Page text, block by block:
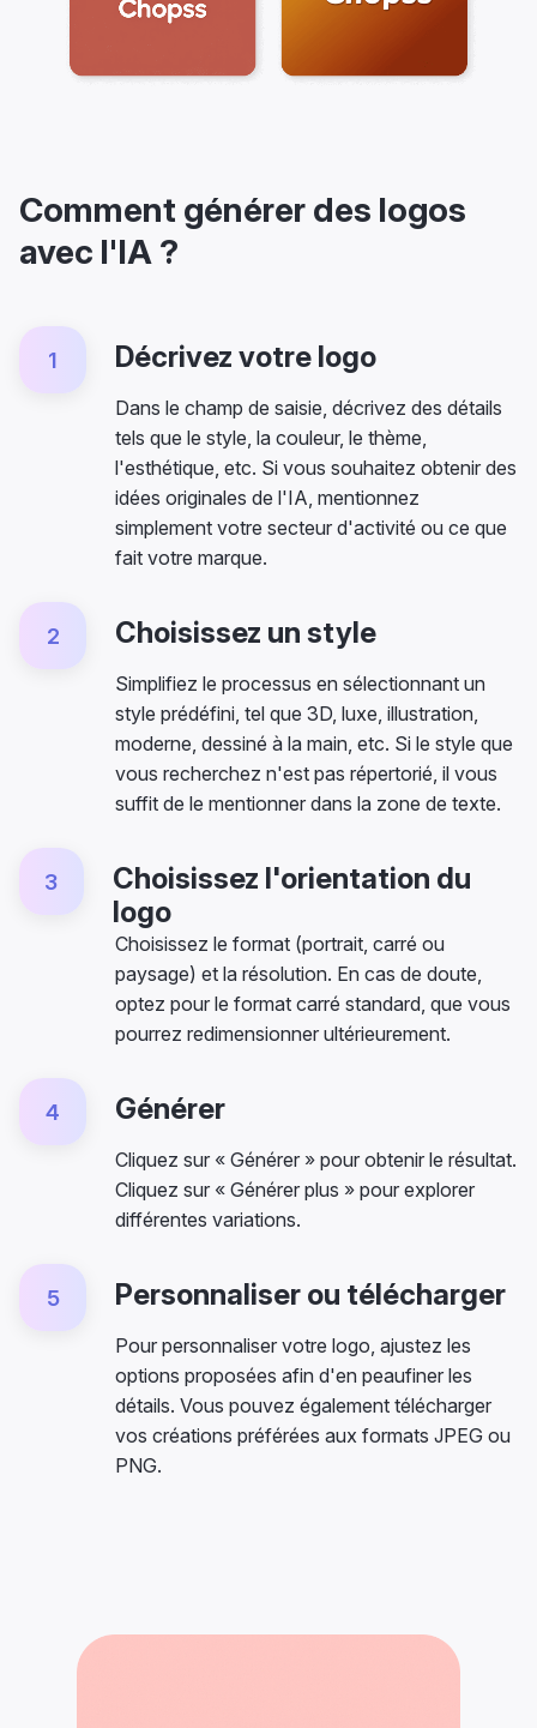
Comment générer des logos
avec l'IA ?
1 Décrivez votre logo
Dans le champ de saisie, décrivez des détails
tels que le style, la couleur, le thème,
l'esthétique, etc. Si vous souhaitez obtenir des
idées originales de l'IA, mentionnez
simplement votre secteur d'activité ou ce que
fait votre marque.
2 Choisissez un style
Simplifiez le processus en sélectionnant un
style prédéfini, tel que 3D, luxe, illustration,
moderne, dessiné à la main, etc. Si le style que
vous recherchez n'est pas répertorié, il vous
suffit de le mentionner dans la zone de texte.
3
Choisissez l'orientation du
logo
Choisissez le format (portrait, carré ou
paysage) et la résolution. En cas de doute,
optez pour le format carré standard, que vous
pourrez redimensionner ultérieurement.
4 Générer
Cliquez sur « Générer » pour obtenir le résultat.
Cliquez sur « Générer plus » pour explorer
différentes variations.
5 Personnaliser ou télécharger
Pour personnaliser votre logo, ajustez les
options proposées afin d'en peaufiner les
détails. Vous pouvez également télécharger
vos créations préférées aux formats JPEG ou
PNG.